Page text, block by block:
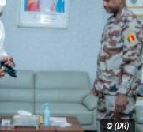
© (DR)